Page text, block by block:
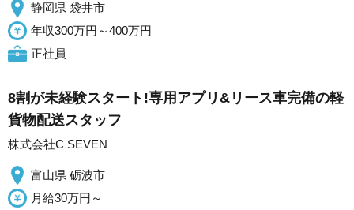
静岡県 袋井市
年収300万円～400万円
正社員
8割が未経験スタート!専用アプリ&リース車完備の軽
貨物配送スタッフ
株式会社C SEVEN
富山県 砺波市
月給30万円～